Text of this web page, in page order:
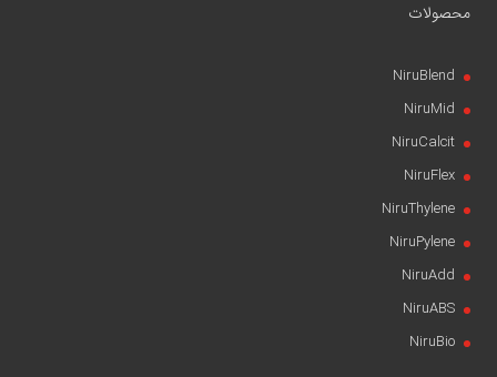
محصولات
NiruBlend
NiruMid
NiruCalcit
NiruFlex
NiruThylene
NiruPylene
NiruAdd
NiruABS
NiruBio